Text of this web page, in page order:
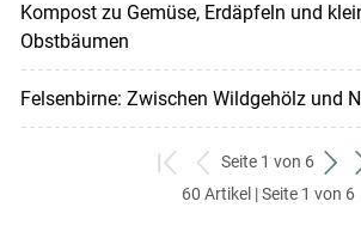
Kompost zu Gemüse, Erdäpfeln und
Obstbäumen
Felsenbirne: Zwischen Wildgehölz und
zum
ersten
zurück
zum
Seite 1 von 6
zum
60 Artikel | Seite 1 von 6